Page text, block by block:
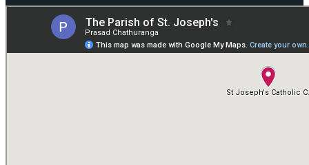
St. Joseph’s and St. Mark’s acknowledge the Bunurong People of the
Kulin Nation as the Traditional Owners and Custodians of this land. We
pay our respect to their Elders past and present and emerging.